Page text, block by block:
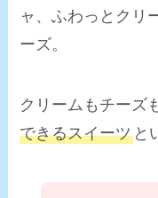
ャ、ふわっとクリ
ーズ。
クリームもチーズ
できるスイーツ と